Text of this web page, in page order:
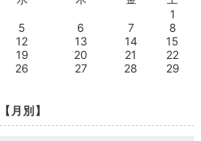
1
5 6 7
8
12 13 14
15
19 20 21
22
26 27 28
29
【月別】